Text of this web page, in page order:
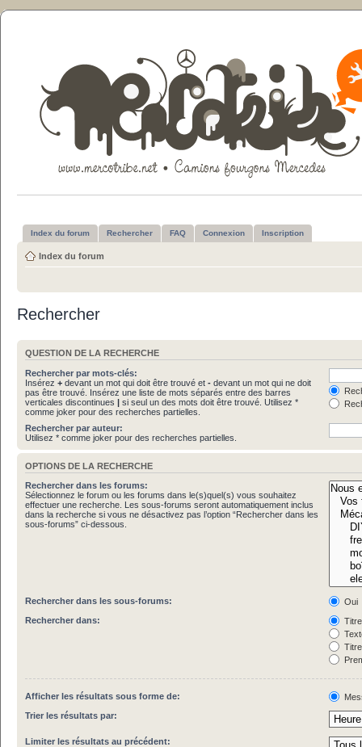
Index du forum Rechercher FAQ Connexion Inscription
Index du forum
Rechercher
QUESTION DE LA RECHERCHE
Rechercher par mots-clés:
Insérez + devant un mot qui doit être trouvé et - devant un mot qui ne doit
pas être trouvé. Insérez une liste de mots séparés entre des barres
verticales discontinues | si seul un des mots doit être trouvé. Utilisez *
comme joker pour des recherches partielles.
Rechercher par auteur:
Utilisez * comme joker pour des recherches partielles.
OPTIONS DE LA RECHERCHE
Rechercher dans les forums:
Sélectionnez le forum ou les forums dans le(s)quel(s) vous souhaitez
effectuer une recherche. Les sous-forums seront automatiquement inclus
dans la recherche si vous ne désactivez pas l’option “Rechercher dans les
sous-forums” ci-dessous.
Rechercher dans les sous-forums:
Oui
Rechercher dans:
Afficher les résultats sous forme de:
Trier les résultats par:
Limiter les résultats au précédent: